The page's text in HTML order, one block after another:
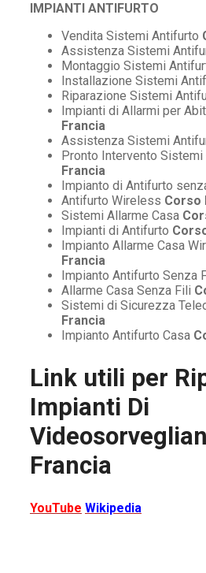
IMPIANTI ANTIFURTO
Vendita Sistemi Antifurto
Assistenza Sistemi
Montaggio Sistemi
Installazione Sistemi
Riparazione Sistemi
Impianti di Allarmi per
Francia
Assistenza Sistemi
Pronto Intervento
Francia
Impianto di Antifurto
Antifurto Wireless Corso
Sistemi Allarme Casa
Impianti di Antifurto
Impianto Allarme Casa
Francia
Impianto Antifurto Senza
Allarme Casa Senza Fili
Sistemi di Sicurezza
Francia
Impianto Antifurto Casa
Link utili per
Impianti Di
Francia
YouTube Wikipedia